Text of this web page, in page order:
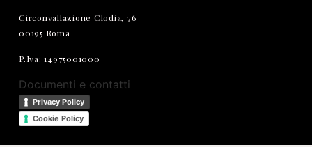
Circonvallazione Clodia, 76
00195 Roma
P.Iva: 14975001000
Documenti e contatti
Privacy Policy
Cookie Policy